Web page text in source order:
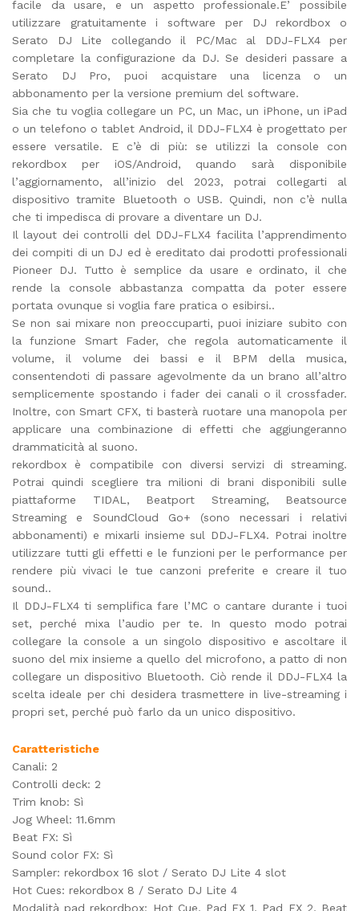
facile da usare, e un aspetto professionale.E’ possibile
utilizzare gratuitamente i software per DJ rekordbox o
Serato DJ Lite collegando il PC/Mac al DDJ-FLX4 per
completare la configurazione da DJ. Se desideri passare a
Serato DJ Pro, puoi acquistare una licenza o un
abbonamento per la versione premium del software.
Sia che tu voglia collegare un PC, un Mac, un iPhone, un iPad
o un telefono o tablet Android, il DDJ-FLX4 è progettato per
essere versatile. E c’è di più: se utilizzi la console con
rekordbox per iOS/Android, quando sarà disponibile
l’aggiornamento, all’inizio del 2023, potrai collegarti al
dispositivo tramite Bluetooth o USB. Quindi, non c’è nulla
che ti impedisca di provare a diventare un DJ.
Il layout dei controlli del DDJ-FLX4 facilita l’apprendimento
dei compiti di un DJ ed è ereditato dai prodotti professionali
Pioneer DJ. Tutto è semplice da usare e ordinato, il che
rende la console abbastanza compatta da poter essere
portata ovunque si voglia fare pratica o esibirsi..
Se non sai mixare non preoccuparti, puoi iniziare subito con
la funzione Smart Fader, che regola automaticamente il
volume, il volume dei bassi e il BPM della musica,
consentendoti di passare agevolmente da un brano all’altro
semplicemente spostando i fader dei canali o il crossfader.
Inoltre, con Smart CFX, ti basterà ruotare una manopola per
applicare una combinazione di effetti che aggiungeranno
drammaticità al suono.
rekordbox è compatibile con diversi servizi di streaming.
Potrai quindi scegliere tra milioni di brani disponibili sulle
piattaforme TIDAL, Beatport Streaming, Beatsource
Streaming e SoundCloud Go+ (sono necessari i relativi
abbonamenti) e mixarli insieme sul DDJ-FLX4. Potrai inoltre
utilizzare tutti gli effetti e le funzioni per le performance per
rendere più vivaci le tue canzoni preferite e creare il tuo
sound..
Il DDJ-FLX4 ti semplifica fare l’MC o cantare durante i tuoi
set, perché mixa l’audio per te. In questo modo potrai
collegare la console a un singolo dispositivo e ascoltare il
suono del mix insieme a quello del microfono, a patto di non
collegare un dispositivo Bluetooth. Ciò rende il DDJ-FLX4 la
scelta ideale per chi desidera trasmettere in live-streaming i
propri set, perché può farlo da un unico dispositivo.
Caratteristiche
Canali: 2
Controlli deck: 2
Trim knob: Sì
Jog Wheel: 11.6mm
Beat FX: Sì
Sound color FX: Sì
Sampler: rekordbox 16 slot / Serato DJ Lite 4 slot
Hot Cues: rekordbox 8 / Serato DJ Lite 4
Modalità pad rekordbox: Hot Cue, Pad FX 1, Pad FX 2, Beat